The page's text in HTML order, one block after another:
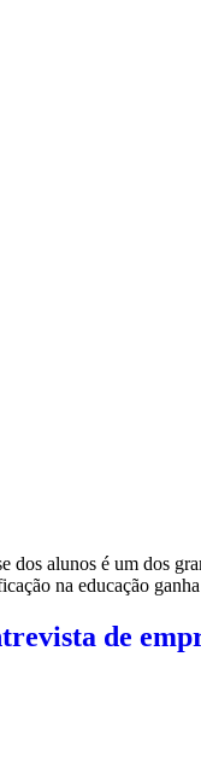
dos alunos é um dos
na educação
de